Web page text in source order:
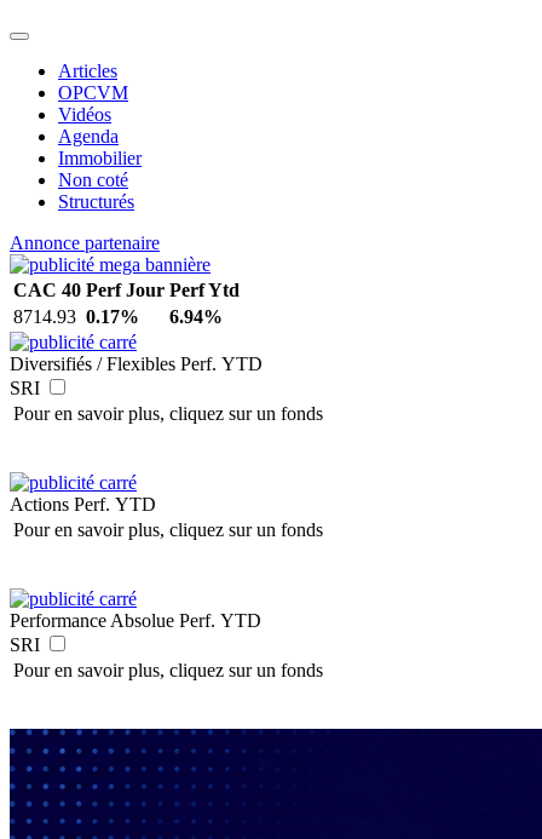
Articles
OPCVM
Vidéos
Agenda
Immobilier
Non coté
Structurés
Annonce partenaire
CAC 40 Perf Jour Perf Ytd
8714.93 0.17% 6.94%
Diversifiés / Flexibles Perf. YTD
SRI
Pour en savoir plus, cliquez sur un fonds
Actions Perf. YTD
Pour en savoir plus, cliquez sur un fonds
Performance Absolue Perf. YTD
SRI
Pour en savoir plus, cliquez sur un fonds